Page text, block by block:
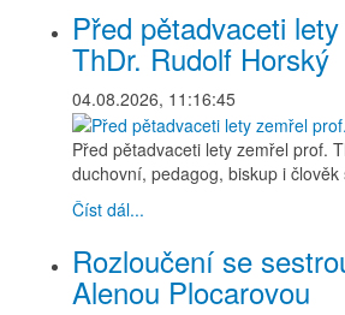
Před pětadvaceti
ThDr. Rudolf Horský
04.08.2026, 11:16:45
Před pětadvaceti lety zemřel prof.
duchovní, pedagog, biskup i člověk
Číst dál...
Rozloučení se
Alenou Plocarovou